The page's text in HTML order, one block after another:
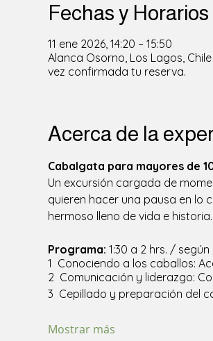
Fechas y
11 ene 2026, 14:20 – 15:50
Alanca Osorno, Los Lagos,
vez confirmada tu reserva.
Acerca de la
Cabalgata para mayores de
Un excursión cargada de
quieren hacer una pausa en lo
hermoso lleno de vida e historia.
Programa: 1:30 a 2 hrs. /
1  Conociendo a los caballos:
2  Comunicación y liderazgo:
3  Cepillado y preparación del
Mostrar más